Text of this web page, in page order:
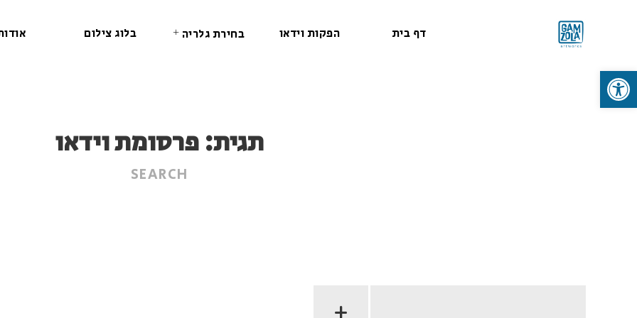
פתח סרגל נגישות
דף בית הפקות וידאו בחירת גלריה בלוג צילום
תגית:פרסומת וידאו